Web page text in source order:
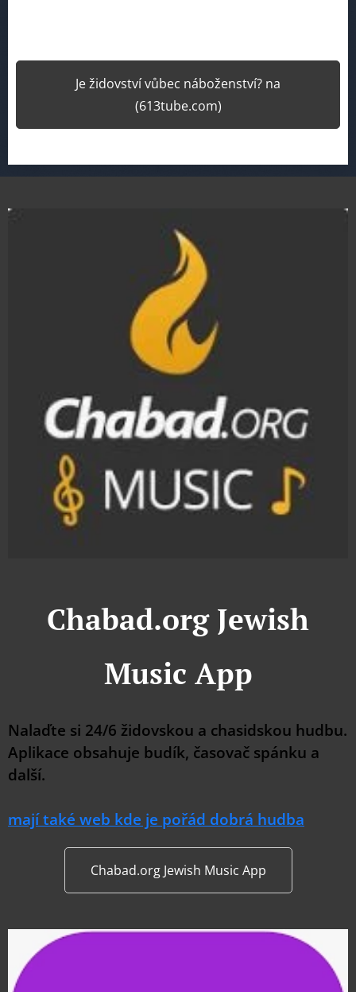
Je židovství vůbec náboženství? na
(613tube.com)
Chabad.org Jewish
Music App
Nalaďte si 24/6 židovskou a chasidskou hudbu.
Aplikace obsahuje budík, časovač spánku a
další.
mají také web kde je pořád dobrá hudba
Chabad.org Jewish Music App